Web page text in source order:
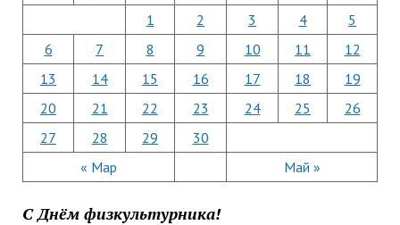
« Мар Май »
1 2 3 4
5
6
7 8 9 10 11
12
13
14 15 16 17 18
19
20
21 22 23 24 25
26
27
28 29 30
С Днём физкультурника!